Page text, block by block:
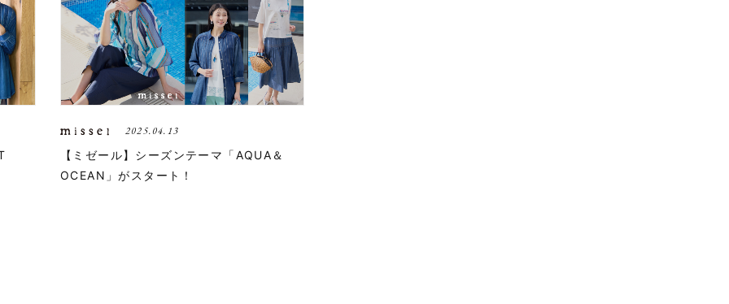
2025.04.13
【ミゼール】シーズンテーマ「AQUA＆
OCEAN」がスタート！